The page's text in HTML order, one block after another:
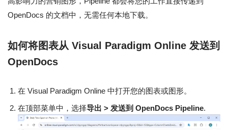
OpenDocs 的文档中，无需任何本地下载。
如何将图表从 Visual Paradigm Online 发送到
OpenDocs
在 Visual Paradigm Online 中打开您的图表或图形。
在顶部菜单中，选择导出 > 发送到 OpenDocs Pipeline.